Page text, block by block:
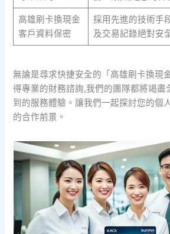
高雄刷卡換現金
客戶資料保密
採用先進的技術手
及交易記錄絕對安
無論是尋求快捷安全的「高雄刷卡換現
得專業的財務諮詢,我們的團隊都將竭盡
到的服務體驗。讓我們一起探討您的個
的合作前景。